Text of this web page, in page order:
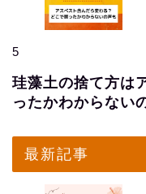
5
珪藻土の捨て方は
ったかわからない
最新記事